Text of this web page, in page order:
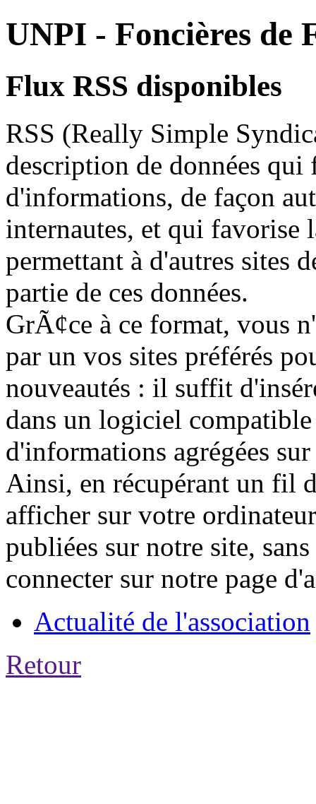
UNPI - Foncières de
Flux RSS disponibles
RSS (Really Simple
description de données
d'informations, de façon
internautes, et qui favorise
permettant à d'autres sites
partie de ces données.
GrÃ¢ce à ce format, vous
par un vos sites préférés
nouveautés : il suffit
dans un logiciel
d'informations agrégées
Ainsi, en récupérant un fil
afficher sur votre
publiées sur notre site,
connecter sur notre page
Actualité de l'association
Retour